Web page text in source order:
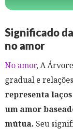
Significado
no amor
No amor, A
gradual e
representa
um amor
mútua. Seu